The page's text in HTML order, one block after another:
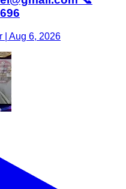
| Aug 6, 2026